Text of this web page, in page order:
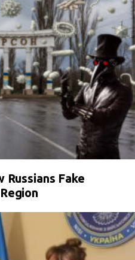
Russians Fake